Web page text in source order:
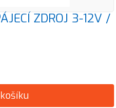
ZDROJ 3-12V /